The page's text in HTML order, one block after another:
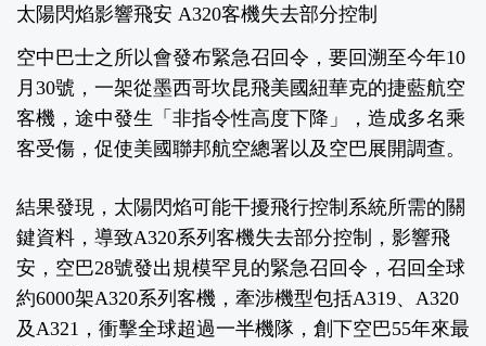
太陽閃焰影響飛安 A320客機失去部分控制
空中巴士之所以會發布緊急召回令，要回溯至今年10
月30號，一架從墨西哥坎昆飛美國紐華克的捷藍航空
客機，途中發生「非指令性高度下降」，造成多名乘
客受傷，促使美國聯邦航空總署以及空巴展開調查。
結果發現，太陽閃焰可能干擾飛行控制系統所需的關
鍵資料，導致A320系列客機失去部分控制，影響飛
安，空巴28號發出規模罕見的緊急召回令，召回全球
約6000架A320系列客機，牽涉機型包括A319、A320
及A321，衝擊全球超過一半機隊，創下空巴55年來最